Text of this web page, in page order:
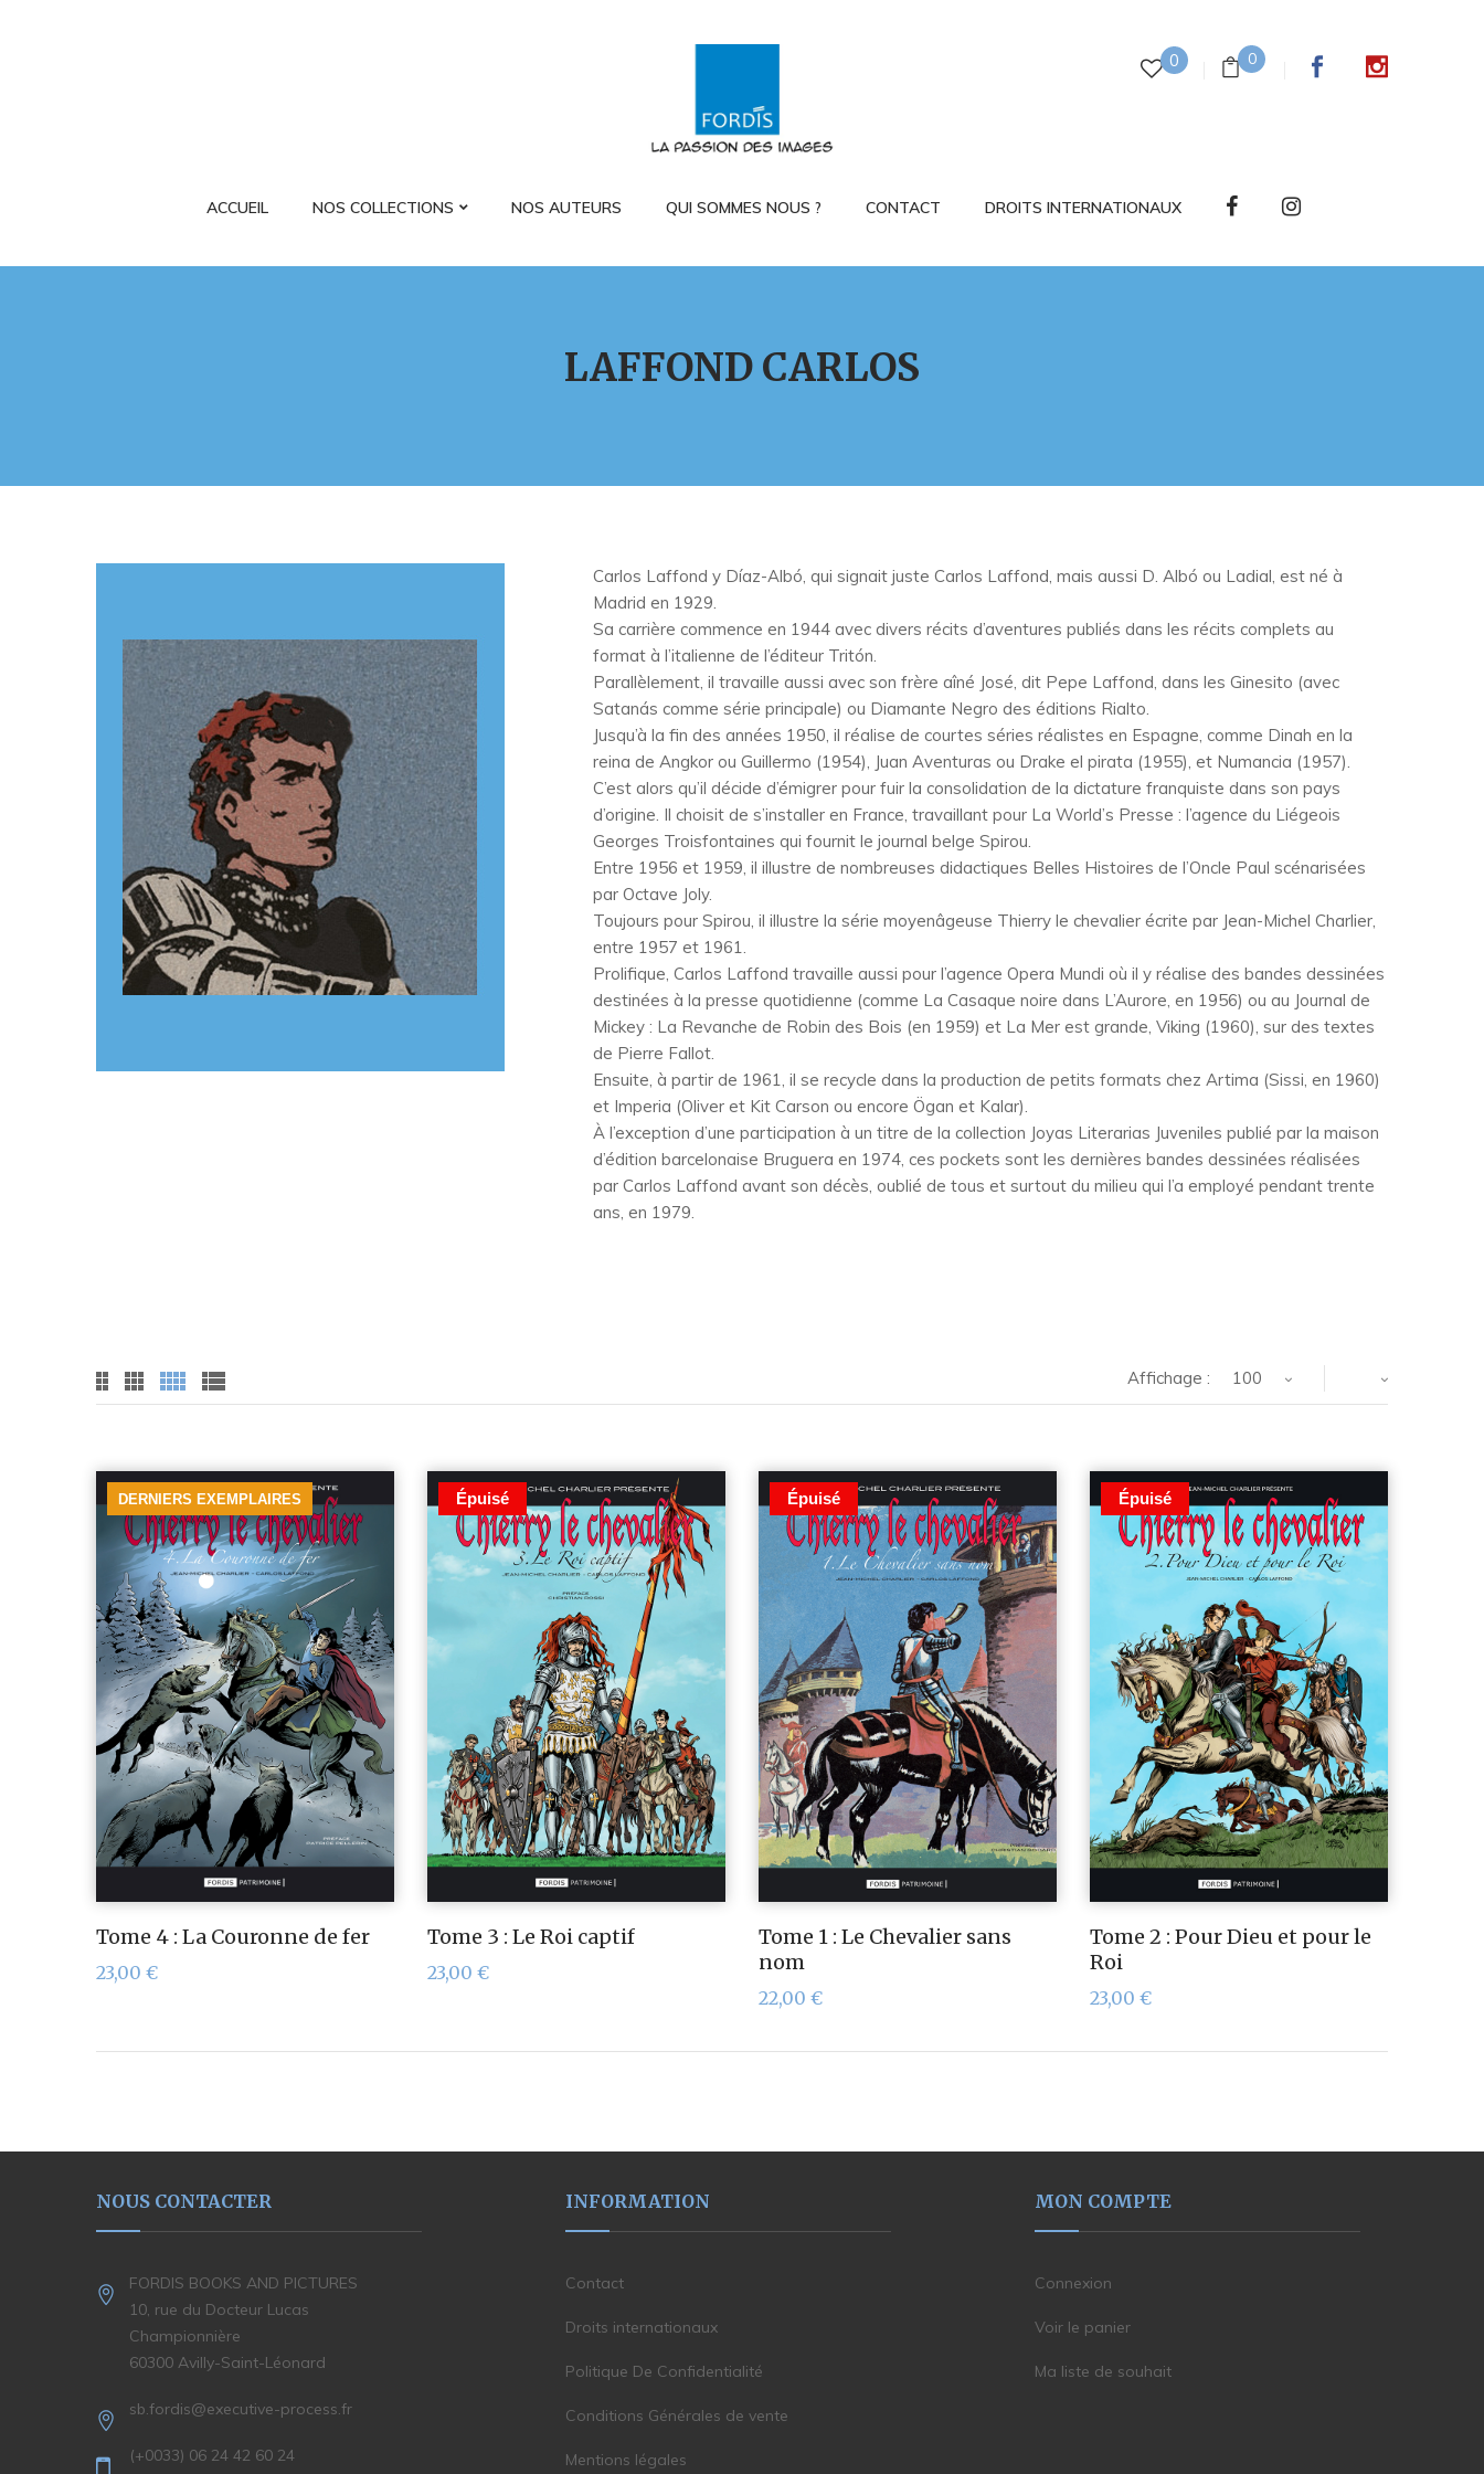
0 0
ACCUEIL NOS COLLECTIONS NOS AUTEURS QUI SOMMES NOUS ? CONTACT DROITS INTERNATIONAUX
LAFFOND CARLOS
Carlos Laffond y Díaz-Albó, qui signait juste Carlos Laffond, mais aussi D. Albó ou Ladial, est né à
Madrid en 1929.
Sa carrière commence en 1944 avec divers récits d’aventures publiés dans les récits complets au
format à l’italienne de l’éditeur Tritón.
Parallèlement, il travaille aussi avec son frère aîné José, dit Pepe Laffond, dans les Ginesito (avec
Satanás comme série principale) ou Diamante Negro des éditions Rialto.
Jusqu’à la fin des années 1950, il réalise de courtes séries réalistes en Espagne, comme Dinah en la
reina de Angkor ou Guillermo (1954), Juan Aventuras ou Drake el pirata (1955), et Numancia (1957).
C’est alors qu’il décide d’émigrer pour fuir la consolidation de la dictature franquiste dans son pays
d’origine. Il choisit de s’installer en France, travaillant pour La World’s Presse : l’agence du Liégeois
Georges Troisfontaines qui fournit le journal belge Spirou.
Entre 1956 et 1959, il illustre de nombreuses didactiques Belles Histoires de l’Oncle Paul scénarisées
par Octave Joly.
Toujours pour Spirou, il illustre la série moyenâgeuse Thierry le chevalier écrite par Jean-Michel Charlier,
entre 1957 et 1961.
Prolifique, Carlos Laffond travaille aussi pour l’agence Opera Mundi où il y réalise des bandes dessinées
destinées à la presse quotidienne (comme La Casaque noire dans L’Aurore, en 1956) ou au Journal de
Mickey : La Revanche de Robin des Bois (en 1959) et La Mer est grande, Viking (1960), sur des textes
de Pierre Fallot.
Ensuite, à partir de 1961, il se recycle dans la production de petits formats chez Artima (Sissi, en 1960)
et Imperia (Oliver et Kit Carson ou encore Ögan et Kalar).
À l’exception d’une participation à un titre de la collection Joyas Literarias Juveniles publié par la maison
d’édition barcelonaise Bruguera en 1974, ces pockets sont les dernières bandes dessinées réalisées
par Carlos Laffond avant son décès, oublié de tous et surtout du milieu qui l’a employé pendant trente
ans, en 1979.
Affichage : 100
DERNIERS EXEMPLAIRES
Tome 4 : La Couronne de fer
23,00 €
Épuisé
Tome 3 : Le Roi captif
23,00 €
Épuisé
Tome 1 : Le Chevalier sans
nom
22,00 €
Épuisé
Tome 2 : Pour Dieu et pour le
Roi
23,00 €
NOUS CONTACTER
FORDIS BOOKS AND PICTURES
10, rue du Docteur Lucas
Championnière
60300 Avilly-Saint-Léonard
sb.fordis@executive-process.fr
(+0033) 06 24 42 60 24
INFORMATION
Contact
Droits internationaux
Politique De Confidentialité
Conditions Générales de vente
Mentions légales
MON COMPTE
Connexion
Voir le panier
Ma liste de souhait